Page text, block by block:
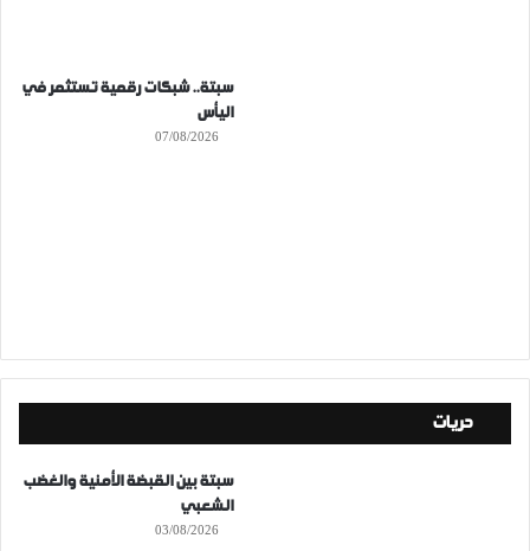
سبتة.. شبكات رقمية تستثمر في
اليأس
07/08/2026
حريات
سبتة بين القبضة الأمنية والغضب
الشعبي
03/08/2026